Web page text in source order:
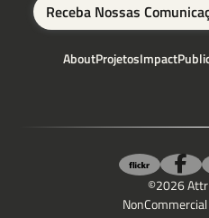
Receba Nossas
AboutProjetosImpact
©2026